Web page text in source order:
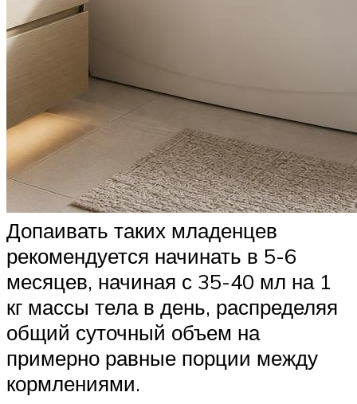
Допаивать таких младенцев
рекомендуется начинать в 5-6
месяцев, начиная с 35-40 мл на 1
кг массы тела в день, распределяя
общий суточный объем на
примерно равные порции между
кормлениями.